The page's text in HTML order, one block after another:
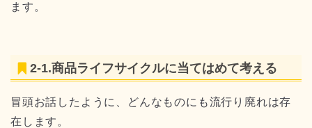
ます。
2-1.商品ライフサイクルに当てはめて考える
冒頭お話したように、どんなものにも流行り廃れは存
在します。